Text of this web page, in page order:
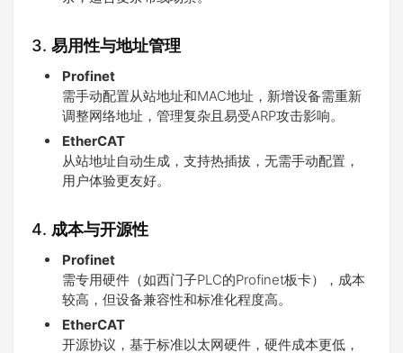
3. ​ 易用性与地址管理
Profinet
需手动配置从站地址和MAC地址，新增设备需重新
调整网络地址，管理复杂且易受ARP攻击影响。
EtherCAT
从站地址自动生成，支持热插拔，无需手动配置，
用户体验更友好。
4. ​ 成本与开源性
Profinet
需专用硬件（如西门子PLC的Profinet板卡），成本
较高，但设备兼容性和标准化程度高。
EtherCAT
开源协议，基于标准以太网硬件，硬件成本更低，